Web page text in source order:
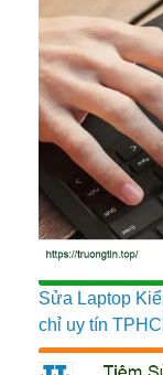
Sửa Laptop
chỉ uy tín